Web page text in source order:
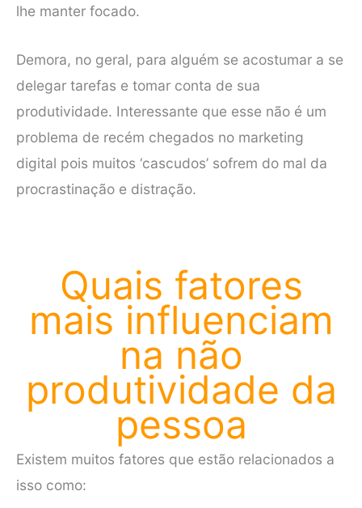
lhe manter focado.
Demora, no geral, para alguém se acostumar a se
delegar tarefas e tomar conta de sua
produtividade. Interessante que esse não é um
problema de recém chegados no marketing
digital pois muitos ‘cascudos’ sofrem do mal da
procrastinação e distração.
Quais fatores
mais influenciam
na não
produtividade da
pessoa
Existem muitos fatores que estão relacionados a
isso como: